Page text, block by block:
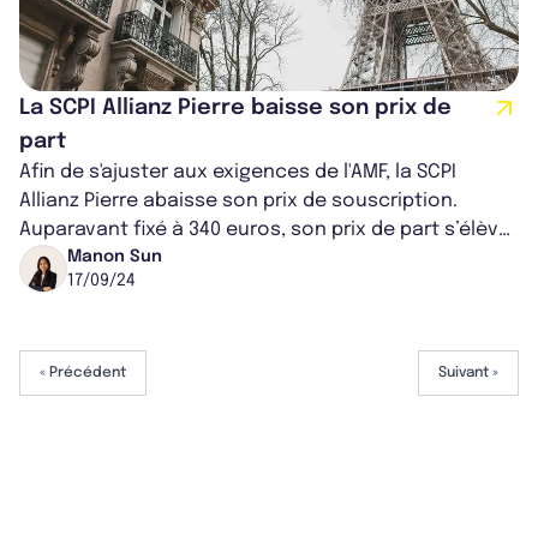
La SCPI Allianz Pierre baisse son prix de
part
Afin de s'ajuster aux exigences de l'AMF, la SCPI
Allianz Pierre abaisse son prix de souscription.
Auparavant fixé à 340 euros, son prix de part s’élève
à 320 euros à compter du 17...
Manon Sun
17/09/24
« Précédent Suivant »